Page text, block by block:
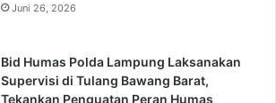
Juni 26, 2026
Bid Humas Polda Lampung Laksanakan
Supervisi di Tulang Bawang Barat,
Tekankan Penguatan Peran Humas